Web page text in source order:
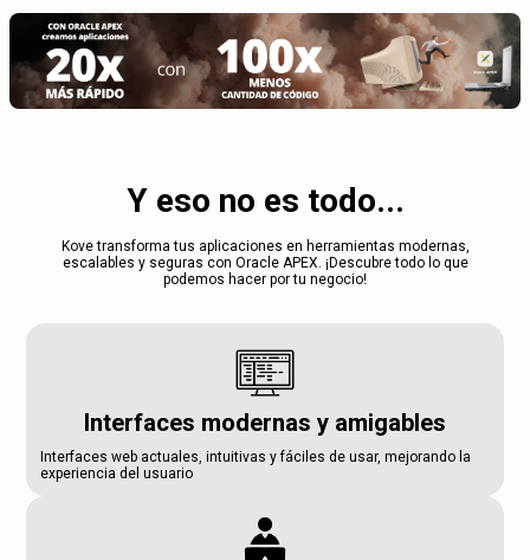
Y eso no es todo...
Kove transforma tus aplicaciones en herramientas modernas,
escalables y seguras con Oracle APEX. ¡Descubre todo lo que
podemos hacer por tu negocio!
Interfaces modernas y amigables
Interfaces web actuales, intuitivas y fáciles de usar, mejorando la
experiencia del usuario